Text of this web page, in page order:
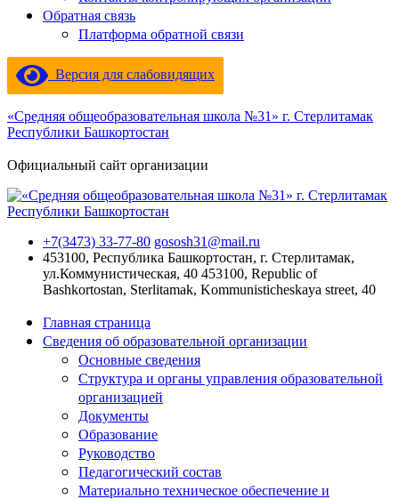
Обратная связь
Платформа обратной связи
Версия для слабовидящих
«Средняя общеобразовательная школа №31» г. Стерлитамак
Республики Башкортостан
Официальный сайт организации
+7(3473) 33-77-80 gososh31@mail.ru
453100, Республика Башкортостан, г. Стерлитамак,
ул.Коммунистическая, 40 453100, Republic of
Bashkortostan, Sterlitamak, Kommunisticheskaya street, 40
Главная страница
Сведения об образовательной организации
Основные сведения
Структура и органы управления образовательной
организацией
Документы
Образование
Руководство
Педагогический состав
Материально техническое обеспечение и